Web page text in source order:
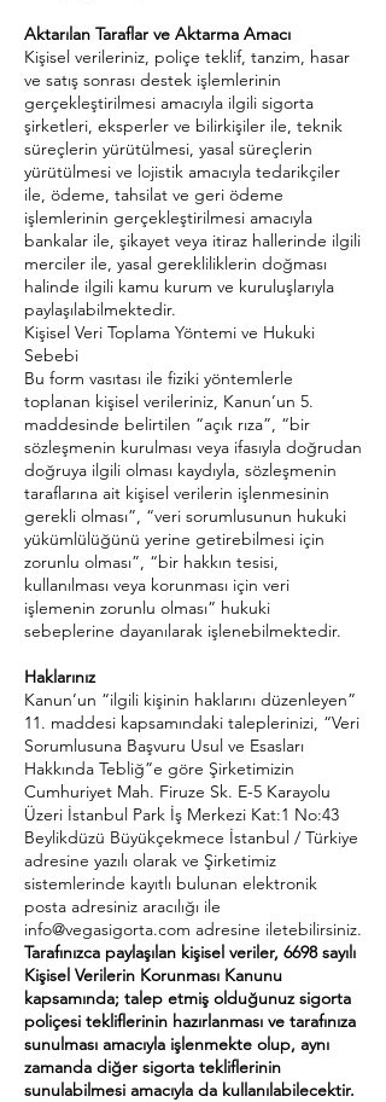
Aktarılan Taraflar ve Aktarma Amacı
Kişisel verileriniz, poliçe teklif, tanzim, hasar
ve satış sonrası destek işlemlerinin
gerçekleştirilmesi amacıyla ilgili sigorta
şirketleri, eksperler ve bilirkişiler ile, teknik
süreçlerin yürütülmesi, yasal süreçlerin
yürütülmesi ve lojistik amacıyla tedarikçiler
ile, ödeme, tahsilat ve geri ödeme
işlemlerinin gerçekleştirilmesi amacıyla
bankalar ile, şikayet veya itiraz hallerinde ilgili
merciler ile, yasal gerekliliklerin doğması
halinde ilgili kamu kurum ve kuruluşlarıyla
paylaşılabilmektedir.
Kişisel Veri Toplama Yöntemi ve Hukuki
Sebebi
Bu form vasıtası ile fiziki yöntemlerle
toplanan kişisel verileriniz, Kanun’un 5.
maddesinde belirtilen “açık rıza”, “bir
sözleşmenin kurulması veya ifasıyla doğrudan
doğruya ilgili olması kaydıyla, sözleşmenin
taraflarına ait kişisel verilerin işlenmesinin
gerekli olması”, “veri sorumlusunun hukuki
yükümlülüğünü yerine getirebilmesi için
zorunlu olması”, “bir hakkın tesisi,
kullanılması veya korunması için veri
işlemenin zorunlu olması” hukuki
sebeplerine dayanılarak işlenebilmektedir.
Haklarınız
Kanun’un “ilgili kişinin haklarını düzenleyen”
11. maddesi kapsamındaki taleplerinizi, “Veri
Sorumlusuna Başvuru Usul ve Esasları
Hakkında Tebliğ”e göre Şirketimizin
Cumhuriyet Mah. Firuze Sk. E-5 Karayolu
Üzeri İstanbul Park İş Merkezi Kat:1 No:43
Beylikdüzü Büyükçekmece İstanbul / Türkiye
adresine yazılı olarak ve Şirketimiz
sistemlerinde kayıtlı bulunan elektronik
posta adresiniz aracılığı ile
info@vegasigorta.com adresine iletebilirsiniz.
Tarafınızca paylaşılan kişisel veriler, 6698 sayılı
Kişisel Verilerin Korunması Kanunu
kapsamında; talep etmiş olduğunuz sigorta
poliçesi tekliflerinin hazırlanması ve tarafınıza
sunulması amacıyla işlenmekte olup, aynı
zamanda diğer sigorta tekliflerinin
sunulabilmesi amacıyla da kullanılabilecektir.